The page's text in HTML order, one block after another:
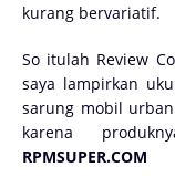
kurang bervariatif.
So itulah Review
saya lampirkan
sarung mobil
karena
RPMSUPER.COM